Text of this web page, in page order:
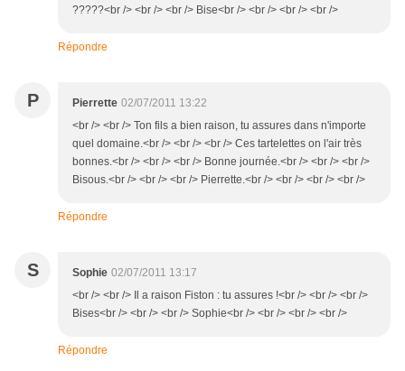
?????<br /> <br /> <br /> Bise<br /> <br /> <br /> <br />
Répondre
P Pierrette 02/07/2011 13:22
<br /> <br /> Ton fils a bien raison, tu assures dans n'importe
quel domaine.<br /> <br /> <br /> Ces tartelettes on l'air très
bonnes.<br /> <br /> <br /> Bonne journée.<br /> <br /> <br />
Bisous.<br /> <br /> <br /> Pierrette.<br /> <br /> <br /> <br />
Répondre
S Sophie 02/07/2011 13:17
<br /> <br /> Il a raison Fiston : tu assures !<br /> <br /> <br />
Bises<br /> <br /> <br /> Sophie<br /> <br /> <br /> <br />
Répondre